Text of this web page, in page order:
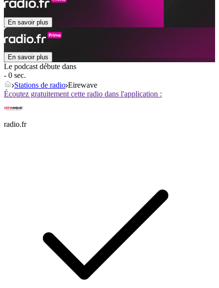
En savoir plus
En savoir plus
Le podcast débute dans
- 0 sec.
Stations de radio Eirewave
Écoutez gratuitement cette radio dans l'application :
radio.fr